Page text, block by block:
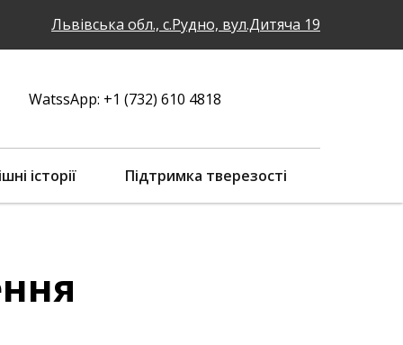
Львівська обл., с.Рудно, вул.Дитяча 19
WatssApp: +1 (732) 610 4818
історії Підтримка тверезості